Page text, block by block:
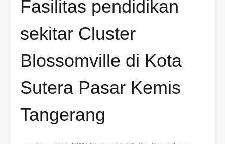
Fasilitas pendidikan
sekitar Cluster
Blossomville di Kota
Sutera Pasar Kemis
Tangerang